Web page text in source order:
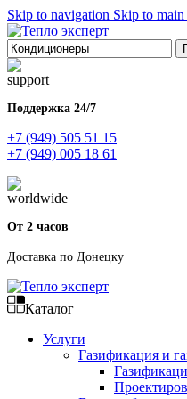
Skip to navigation Skip to
Поддержка 24/7
+7 (949) 505 51 15
+7 (949) 005 18 61
От 2 часов
Доставка по Донецку
Каталог
Услуги
Газификация и